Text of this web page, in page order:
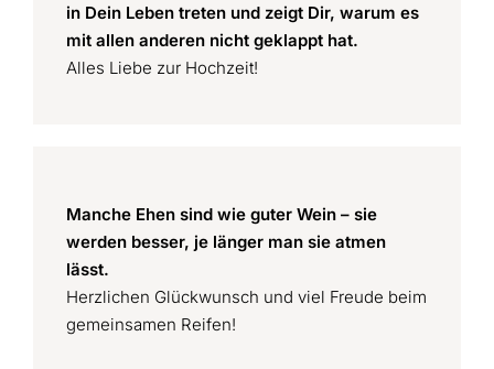
in Dein Leben treten und zeigt Dir, warum es
mit allen anderen nicht geklappt hat.
Alles Liebe zur Hochzeit!
Manche Ehen sind wie guter Wein – sie
werden besser, je länger man sie atmen
lässt.
Herzlichen Glückwunsch und viel Freude beim
gemeinsamen Reifen!